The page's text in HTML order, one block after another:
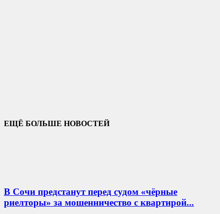
ЕЩЁ БОЛЬШЕ НОВОСТЕЙ
В Сочи предстанут перед судом «чёрные
риелторы» за мошенничество с квартирой...